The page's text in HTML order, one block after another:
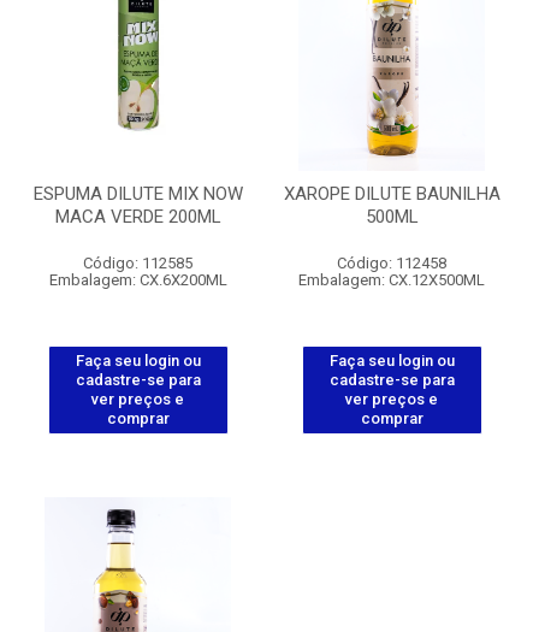
ESPUMA DILUTE MIX NOW
MACA VERDE 200ML
Código: 112585
Embalagem: CX.6X200ML
Faça seu login ou
cadastre-se para
ver preços e
comprar
XAROPE DILUTE BAUNILHA
500ML
Código: 112458
Embalagem: CX.12X500ML
Faça seu login ou
cadastre-se para
ver preços e
comprar